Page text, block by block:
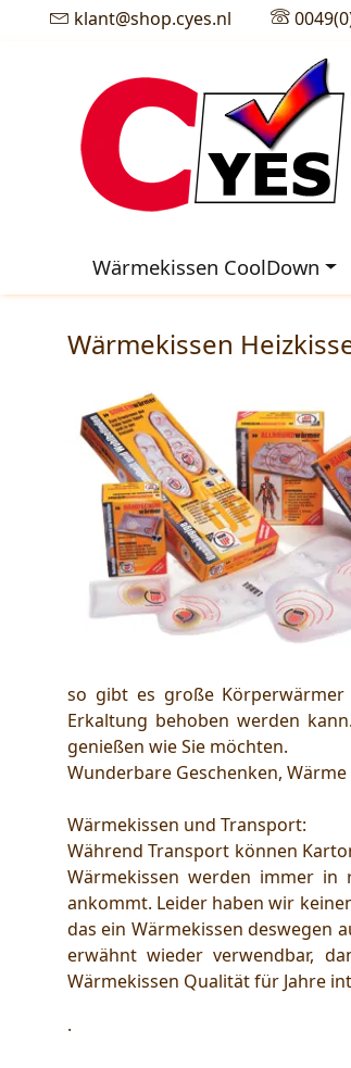
klant@shop.cyes.nl
Wärmekissen CoolDown
Wärmekissen
so gibt es große
Erkaltung behoben werden
genießen wie Sie möchten.
Wunderbare Geschenken,
Wärmekissen und Transport:
Während Transport können
Wärmekissen werden immer
ankommt. Leider haben wir
das ein Wärmekissen deswegen
erwähnt wieder verwendbar,
Wärmekissen Qualität für Jahre
.